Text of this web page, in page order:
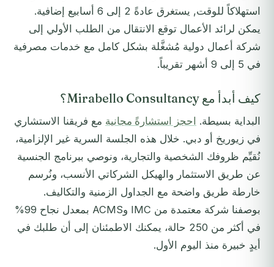
استهلاكاً للوقت, يستغرق عادةً 2 إلى 6 أسابيع إضافية.
يمكن لرائد الأعمال توقع الانتقال من الطلب الأولي إلى
شركة أعمال دولية مُشغَّلة بشكل كامل مع خدمات مصرفية
في 5 إلى 9 أشهر تقريباً.
كيف أبدأ مع Mirabello Consultancy؟
البداية بسيطة. احجز استشارةً مجانية مع فريقنا الاستشاري
في زيوريخ أو دبي. خلال هذه الجلسة السرية غير الإلزامية،
نُقيِّم ظروفك الشخصية والتجارية، ونوصي ببرنامج الجنسية
عن طريق الاستثمار والهيكل الشركاتي الأنسب، ونُرسم
خارطة طريق واضحة مع الجداول الزمنية والتكاليف.
بوصفنا شركة معتمدة من IMC وACMS بمعدل نجاح 99%
في أكثر من 250 حالة، يمكنك الاطمئنان إلى أن طلبك في
أيدٍ خبيرة منذ اليوم الأول.